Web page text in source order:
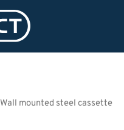
Wall mounted steel cassette